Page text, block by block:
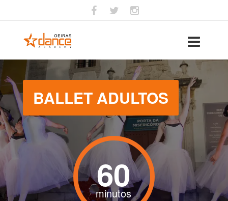
BALLET ADULTOS
60
minutos